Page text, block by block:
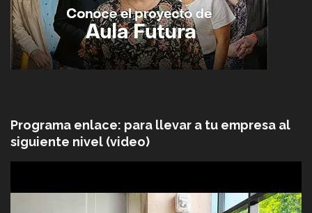
Programa enlace: para llevar a tu empresa al
siguiente nivel (video)